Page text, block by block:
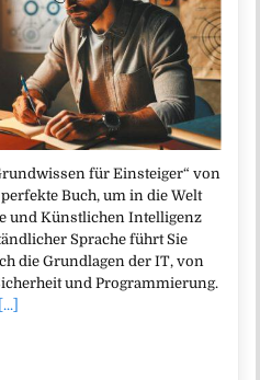
für Einsteiger“ von
Buch, um in die Welt
und Künstlichen Intelligenz
Sprache führt Sie
die Grundlagen der IT, von
und Programmierung.
[...]